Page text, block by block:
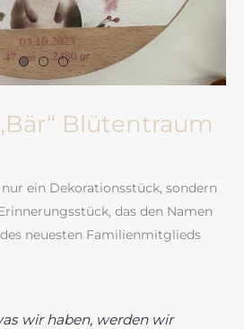
Blütentraum
ein Dekorationsstück, sondern
das den Namen
neuesten Familienmitglieds
wir haben, werden wir